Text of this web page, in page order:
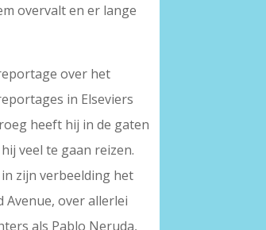
overvalt en er lange
over het
in Elseviers
heeft hij in de gaten
veel te gaan reizen.
zijn verbeelding het
over allerlei
als Pablo Neruda,